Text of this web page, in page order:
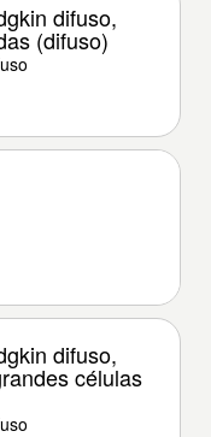
difuso,
(difuso)
difuso,
células